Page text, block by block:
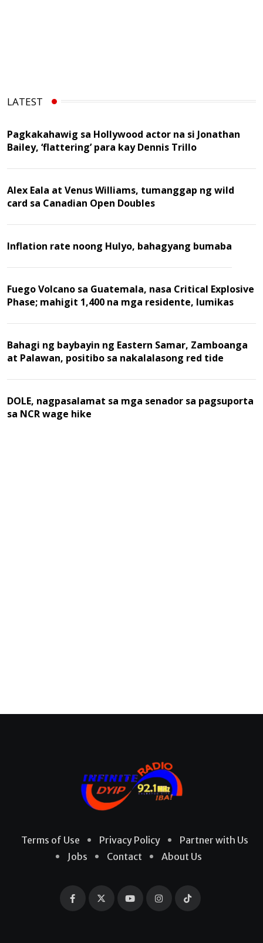
LATEST
Pagkakahawig sa Hollywood actor na si Jonathan
Bailey, ‘flattering’ para kay Dennis Trillo
Alex Eala at Venus Williams, tumanggap ng wild
card sa Canadian Open Doubles
Inflation rate noong Hulyo, bahagyang bumaba
Fuego Volcano sa Guatemala, nasa Critical Explosive
Phase; mahigit 1,400 na mga residente, lumikas
Bahagi ng baybayin ng Eastern Samar, Zamboanga
at Palawan, positibo sa nakalalasong red tide
DOLE, nagpasalamat sa mga senador sa pagsuporta
sa NCR wage hike
Terms of Use Privacy Policy
Partner with Us
Jobs
Contact About Us